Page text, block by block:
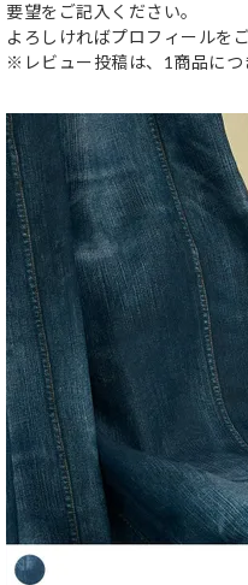
要望をご記入ください。
よろしければプロフィールを
※レビュー投稿は、1商品につ